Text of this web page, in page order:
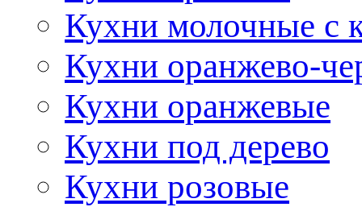
Кухни молочные с
Кухни оранжево-
Кухни оранжевые
Кухни под дерево
Кухни розовые